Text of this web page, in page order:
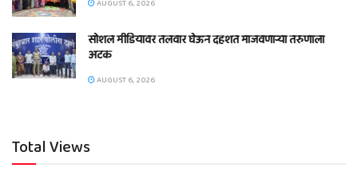
AUGUST 6, 2026
सोशल मीडियावर तलवार घेऊन दहशत माजवणाऱ्या तरुणाला
अटक
AUGUST 6, 2026
Total Views